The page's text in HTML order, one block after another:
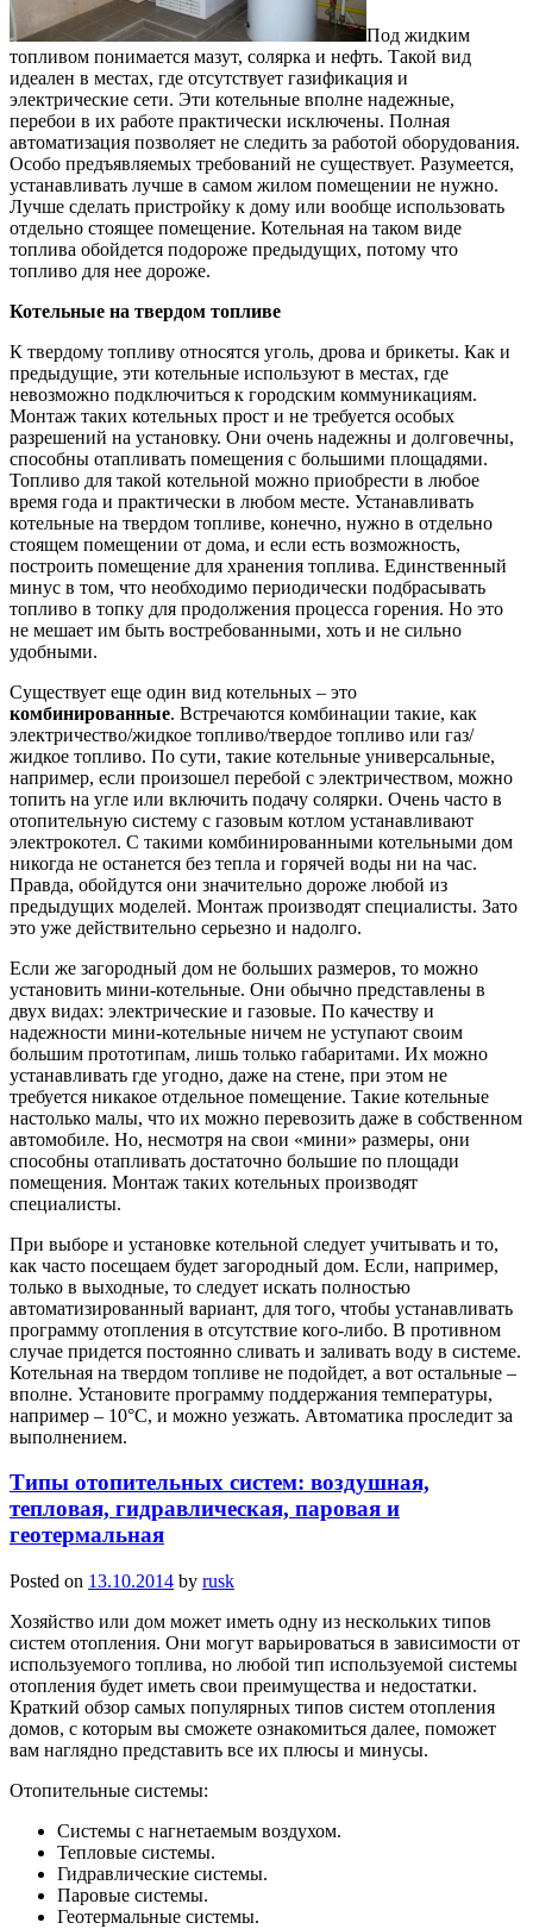
Под жидким
топливом понимается мазут, солярка и нефть. Такой вид
идеален в местах, где отсутствует газификация и
электрические сети. Эти котельные вполне надежные,
перебои в их работе практически исключены. Полная
автоматизация позволяет не следить за работой оборудования.
Особо предъявляемых требований не существует. Разумеется,
устанавливать лучше в самом жилом помещении не нужно.
Лучше сделать пристройку к дому или вообще использовать
отдельно стоящее помещение. Котельная на таком виде
топлива обойдется подороже предыдущих, потому что
топливо для нее дороже.
Котельные на твердом топливе
К твердому топливу относятся уголь, дрова и брикеты. Как и
предыдущие, эти котельные используют в местах, где
невозможно подключиться к городским коммуникациям.
Монтаж таких котельных прост и не требуется особых
разрешений на установку. Они очень надежны и долговечны,
способны отапливать помещения с большими площадями.
Топливо для такой котельной можно приобрести в любое
время года и практически в любом месте. Устанавливать
котельные на твердом топливе, конечно, нужно в отдельно
стоящем помещении от дома, и если есть возможность,
построить помещение для хранения топлива. Единственный
минус в том, что необходимо периодически подбрасывать
топливо в топку для продолжения процесса горения. Но это
не мешает им быть востребованными, хоть и не сильно
удобными.
Существует еще один вид котельных – это
комбинированные. Встречаются комбинации такие, как
электричество/жидкое топливо/твердое топливо или газ/
жидкое топливо. По сути, такие котельные универсальные,
например, если произошел перебой с электричеством, можно
топить на угле или включить подачу солярки. Очень часто в
отопительную систему с газовым котлом устанавливают
электрокотел. С такими комбинированными котельными дом
никогда не останется без тепла и горячей воды ни на час.
Правда, обойдутся они значительно дороже любой из
предыдущих моделей. Монтаж производят специалисты. Зато
это уже действительно серьезно и надолго.
Если же загородный дом не больших размеров, то можно
установить мини-котельные. Они обычно представлены в
двух видах: электрические и газовые. По качеству и
надежности мини-котельные ничем не уступают своим
большим прототипам, лишь только габаритами. Их можно
устанавливать где угодно, даже на стене, при этом не
требуется никакое отдельное помещение. Такие котельные
настолько малы, что их можно перевозить даже в собственном
автомобиле. Но, несмотря на свои «мини» размеры, они
способны отапливать достаточно большие по площади
помещения. Монтаж таких котельных производят
специалисты.
При выборе и установке котельной следует учитывать и то,
как часто посещаем будет загородный дом. Если, например,
только в выходные, то следует искать полностью
автоматизированный вариант, для того, чтобы устанавливать
программу отопления в отсутствие кого-либо. В противном
случае придется постоянно сливать и заливать воду в системе.
Котельная на твердом топливе не подойдет, а вот остальные –
вполне. Установите программу поддержания температуры,
например – 10°С, и можно уезжать. Автоматика проследит за
выполнением.
Типы отопительных систем: воздушная,
тепловая, гидравлическая, паровая и
геотермальная
Posted on 13.10.2014 by rusk
Хозяйство или дом может иметь одну из нескольких типов
систем отопления. Они могут варьироваться в зависимости от
используемого топлива, но любой тип используемой системы
отопления будет иметь свои преимущества и недостатки.
Краткий обзор самых популярных типов систем отопления
домов, с которым вы сможете ознакомиться далее, поможет
вам наглядно представить все их плюсы и минусы.
Отопительные системы:
Системы с нагнетаемым воздухом.
Тепловые системы.
Гидравлические системы.
Паровые системы.
Геотермальные системы.